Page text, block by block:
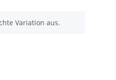
Variation aus.